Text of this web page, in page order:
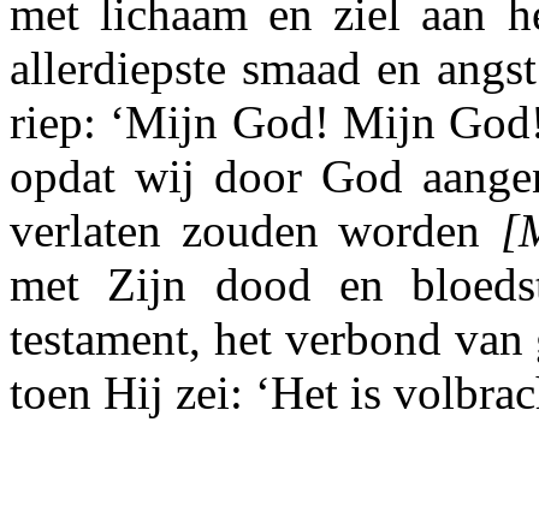
met lichaam en ziel aan
allerdiepste smaad en
riep: ‘Mijn God! Mijn
opdat wij door God
verlaten zouden worden
met Zijn dood en
testament, het verbond
toen Hij zei: ‘Het is